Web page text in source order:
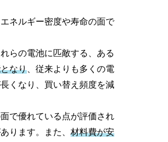
ネルギー密度や寿命の面で
らの電池に匹敵する、ある
なり 、従来よりも多くの電
くなり、買い替え頻度を減
で優れている点が評価され
ります。また、 材料費が安